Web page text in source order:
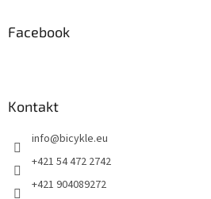
Facebook
Kontakt
info@bicykle.eu
+421 54 472 2742
+421 904089272